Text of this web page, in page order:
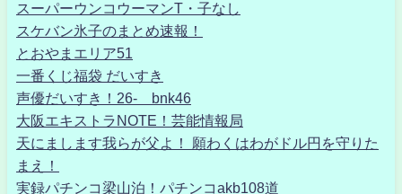
スーパーウンコウーマンT・子なし
スケバン氷子のまとめ速報！
とおやまエリア51
一番くじ福袋 だいすき
声優だいすき！26- bnk46
大阪エキストラNOTE！芸能情報局
天にまします我らが父よ！ 願わくはわがドル円を守りた
まえ！
実録パチンコ梁山泊！パチンコakb108道